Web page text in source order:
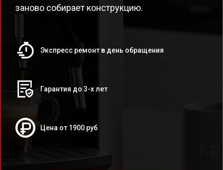
заново собирает конструкцию.
Экспресс ремонт в день обращения
Гарантия до 3-х лет
Цена от 1900 руб